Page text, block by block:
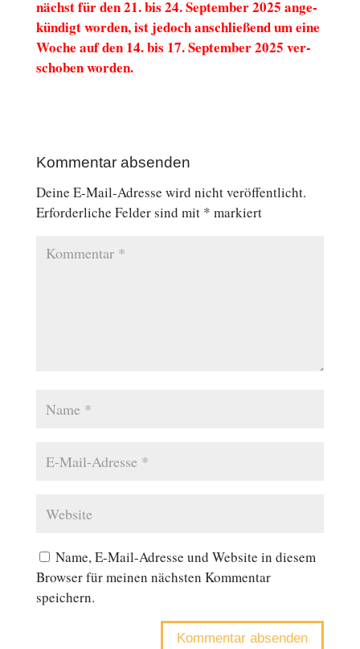
nächst für den 21. bis 24. Sep­tem­ber 2025 an­ge­
kün­digt worden, ist jedoch an­schlie­ßend um eine
Woche auf den 14. bis 17. Sep­tem­ber 2025 ver­
scho­ben worden.
Kommentar absenden
Deine E-Mail-Adresse wird nicht veröffentlicht.
Erforderliche Felder sind mit * markiert
Name, E-Mail-Adresse und Website in diesem
Browser für meinen nächsten Kommentar
speichern.